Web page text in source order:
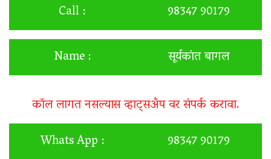
Call :
98347 90179
Name :
सूर्यकांत बागल
कॉल लागत नसल्यास व्हाट्सअँप वर संपर्क करावा.
Whats App :
98347 90179